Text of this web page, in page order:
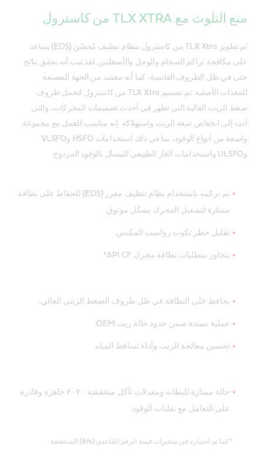
منع التلوث مع TLX XTRA من كاسترول
تم تطوير TLX Xtra من كاسترول بنظام تنظيف مُحسّن (EDS) يساعد
على مكافحة تراكم السخام والوحل والأسفلتين. لقد ثبت أنه يحقق نتائج
حتى في ظل الظروف القاسية، كما أنه معتمد من الجهة المصنعة
للمعدات الأصلية. تم تصميم TLX Xtra من كاسترول لتحمل ظروف
ضغط الزيت العالية التي تظهر في أحدث تصميمات المحركات، والتي
أدت إلى انخفاض سعة الزيت واستهلاكه. إنه مناسب للعمل مع مجموعة
واسعة من أنواع الوقود، بما في ذلك استخدامات HSFO وVLSFO
وULSFO واستخدامات الغاز الطبيعي المسال بالوقود المزدوج.
تم تركيبه باستخدام نظام تنظيف معزز (EDS) للحفاظ على نظافة
ممتازة لتشغيل المحرك بشكل موثوق.
تقليل خطر تكوت رواسب المكبس.
يتجاوز متطلبات نظافة محرك API CF*.
يحافظ على النظافة في ظل ظروف الضغط الزيتي العالي.
عملية ممتدة ضمن حدود حالة زيت OEM.
تحسين معالجة الزيت وأداء تساقط المياه.
حالة ممتازة للبطانة ومعدلات تآكل منخفضة ٢٠٢٠ جاهزة وقادرة
على التعامل مع تقلبات الوقود.
*كما تم اختباره في متغيرات قيمة الرقم القاعدي (BN) المنخفضة